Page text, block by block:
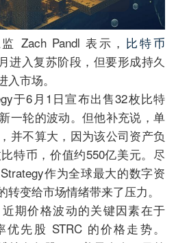
Zach Pandl 表示， 比特币
进入复苏阶段，但要形成持久
市场。
于6月1日宣布出售32枚比特
一轮的波动。但他补充说，单
并不算大，因为该公司资产负
特币，价值约550亿美元。尽
作为全球最大的数字资
变给市场情绪带来了压力。
期价格波动的关键因素在于
先股 STRC 的价格走势。